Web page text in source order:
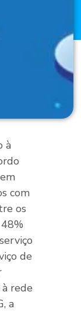
à
com
os
de
à rede
a